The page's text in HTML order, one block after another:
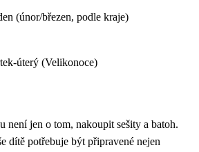
(únor/březen, podle kraje)
úterý (Velikonoce)
není jen o tom, nakoupit sešity a batoh.
dítě potřebuje být připravené nejen